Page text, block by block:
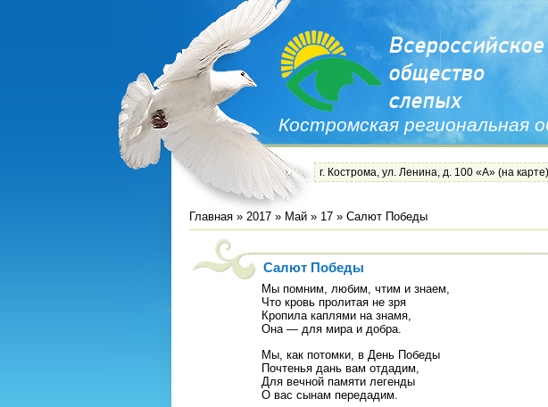
Костромская региональная
г. Кострома, ул. Ленина, д. 100 «А» (на карте
Главная » 2017 » Май » 17 » Салют Победы
Салют Победы
Мы помним, любим, чтим и знаем,
Что кровь пролитая не зря
Кропила каплями на знамя,
Она — для мира и добра.
Мы, как потомки, в День Победы
Почтенья дань вам отдадим,
Для вечной памяти легенды
О вас сынам передадим.